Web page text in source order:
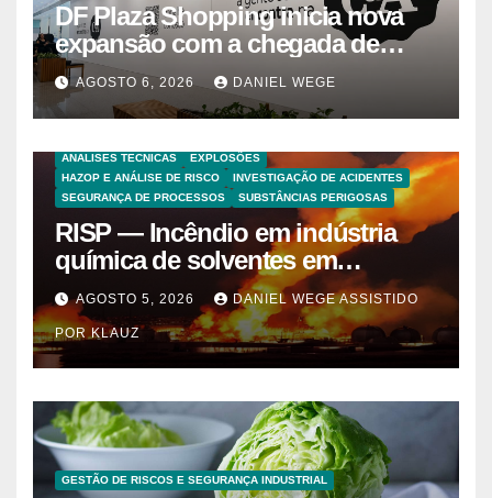
DF Plaza Shopping inicia nova
expansão com a chegada de
grandes marcas e inauguração
de espaço infantil – Dicas da
Capital
AGOSTO 6, 2026 DANIEL WEGE
ANALISES TECNICAS
EXPLOSÕES
HAZOP E ANÁLISE DE RISCO
INVESTIGAÇÃO DE ACIDENTES
SEGURANÇA DE PROCESSOS
SUBSTÂNCIAS PERIGOSAS
RISP — Incêndio em indústria
química de solventes em
Itaquaquecetuba/SP
(UNIQUIMA/Quema)
AGOSTO 5, 2026 DANIEL WEGE ASSISTIDO
POR KLAUZ
GESTÃO DE RISCOS E SEGURANÇA INDUSTRIAL